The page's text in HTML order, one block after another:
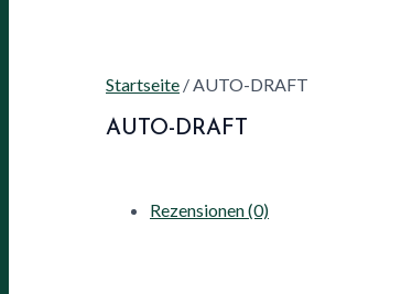
Startseite / AUTO-DRAFT
AUTO-DRAFT
Rezensionen (0)